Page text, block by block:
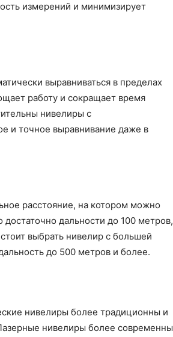
измерений и минимизирует
выравниваться в пределах
работу и сокращает время
нивелиры с
и точное выравнивание даже в
расстояние, на котором можно
дальности до 100 метров,
выбрать нивелир с большей
до 500 метров и более.
нивелиры более традиционны и
нивелиры более современны